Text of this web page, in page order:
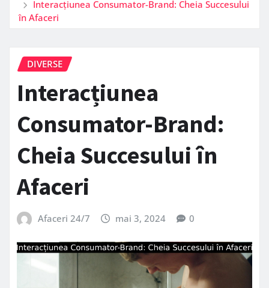
Interacțiunea Consumator-Brand: Cheia Succesului
în Afaceri
DIVERSE
Interacțiunea
Consumator-Brand:
Cheia Succesului în
Afaceri
Afaceri 24/7 mai 3, 2024 0